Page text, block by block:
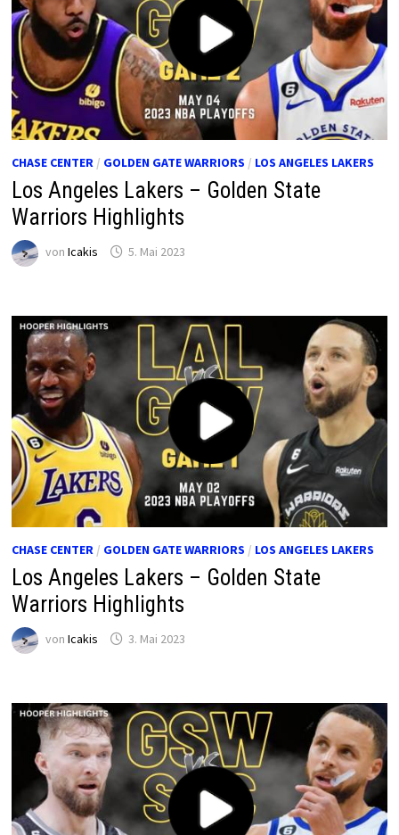
CHASE CENTER/ GOLDEN GATE WARRIORS / LOS ANGELES LAKERS
Los Angeles Lakers – Golden State
Warriors Highlights
von Icakis 5. Mai 2023
CHASE CENTER/ GOLDEN GATE WARRIORS / LOS ANGELES LAKERS
Los Angeles Lakers – Golden State
Warriors Highlights
von Icakis 3. Mai 2023